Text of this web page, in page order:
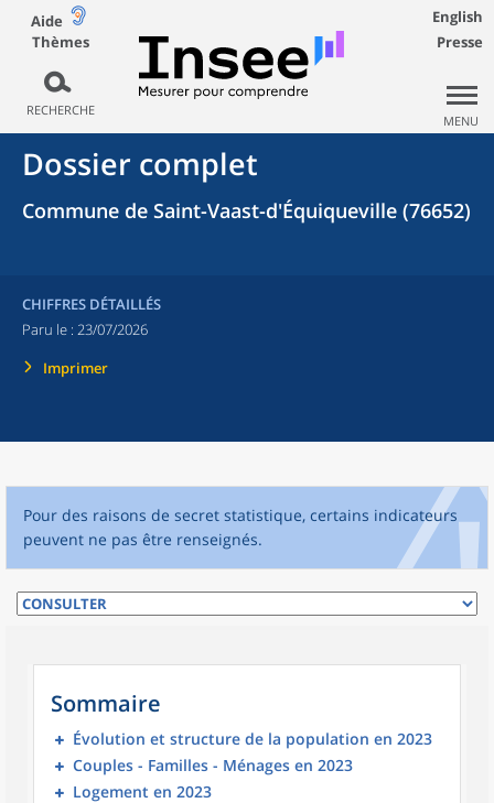
Aide
Thèmes
RECHERCHE
English
Presse
MENU
Dossier complet
Commune de Saint-Vaast-d'Équiqueville (76652)
CHIFFRES DÉTAILLÉS
Paru le : 23/07/2026
Imprimer
Pour des raisons de secret statistique, certains indicateurs
peuvent ne pas être renseignés.
Sommaire
Évolution et structure de la population en 2023
Couples - Familles - Ménages en 2023
Logement en 2023